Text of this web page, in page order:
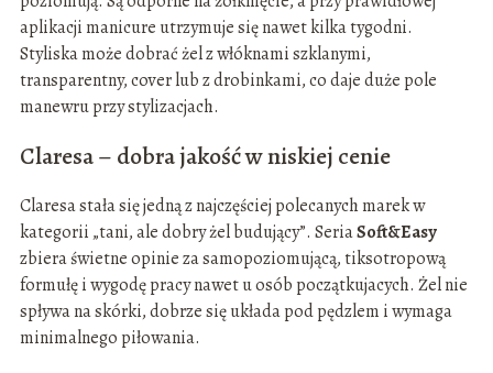
aplikacji manicure utrzymuje się nawet kilka tygodni.
Styliska może dobrać żel z włóknami szklanymi,
transparentny, cover lub z drobinkami, co daje duże pole
manewru przy stylizacjach.
Claresa – dobra jakość w niskiej cenie
Claresa stała się jedną z najczęściej polecanych marek w
kategorii „tani, ale dobry żel budujący”. SeriaSoft&Easy
zbiera świetne opinie za samopoziomującą, tiksotropową
formułę i wygodę pracy nawet u osób początkujacych. Żel nie
spływa na skórki, dobrze się układa pod pędzlem i wymaga
minimalnego piłowania.